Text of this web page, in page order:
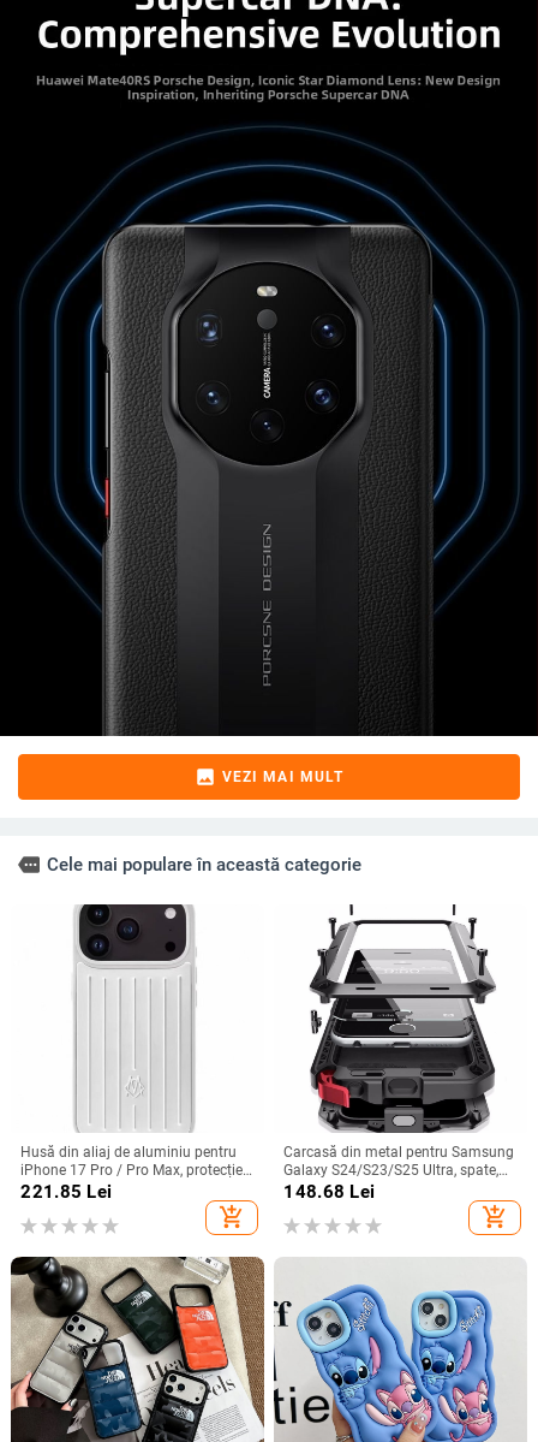
image VEZI MAI MULT
more Cele mai populare în această categorie
Husă din aliaj de aluminiu pentru
iPhone 17 Pro / Pro Max, protecție
anti-cădere, închidere magnetică,
turnare prin injecție, posibilitate de
personalizare
221.85 Lei
add_shopping_cart
Carcasă din metal pentru Samsung
Galaxy S24/S23/S25 Ultra, spate,
prelucrată, personalizabilă, disipare
căldură, anti-cadere, anti-amprentă
148.68 Lei
add_shopping_cart